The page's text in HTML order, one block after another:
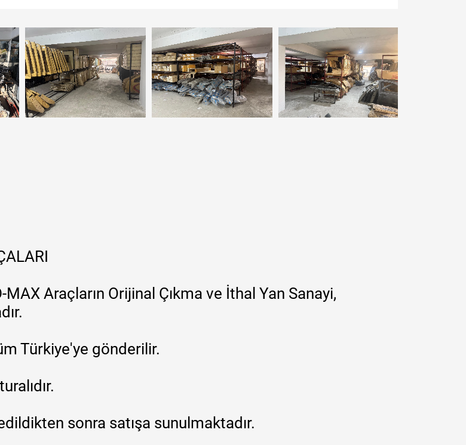
Araçların Orijinal Çıkma ve İthal Yan Sanayi,
Türkiye'ye gönderilir.
sonra satışa sunulmaktadır.